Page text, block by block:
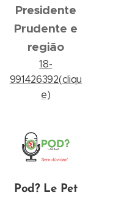
Presidente
Prudente e
região
18-
991426392(cliqu
e)
Pod? Le Pet